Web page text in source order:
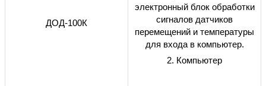
ДОД-100К
электронный блок обработки
сигналов датчиков
перемещений и температуры
для входа в компьютер.
2. Компьютер